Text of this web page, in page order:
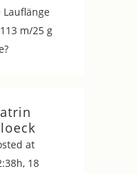
Lauflänge
m/25 g
at
18